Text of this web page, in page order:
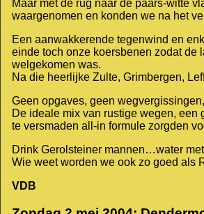
Maar met de rug naar de paars-witte
waargenomen en konden we na het
Een aanwakkerende tegenwind en
einde toch onze koersbenen zodat de
welgekomen was.
Na die heerlijke Zulte, Grimbergen,
Geen opgaves, geen
De ideale mix van rustige wegen,
te versmaden all-in formule zorgden
Drink Gerolsteiner mannen…water
Wie weet worden we ook zo goed als
VDB